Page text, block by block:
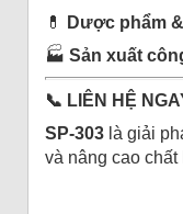
💊
Dược phẩm
🏭 Sản xuất
📞 LIÊN HỆ
SP-303 là giải
và nâng cao